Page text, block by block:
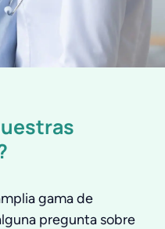
gama de
pregunta sobre